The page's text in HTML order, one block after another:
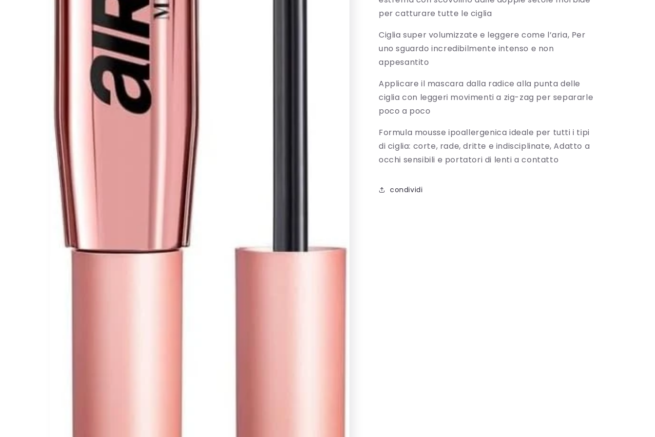
per catturare tutte le ciglia
Ciglia super volumizzate e leggere come l’aria, Per
uno sguardo incredibilmente intenso e non
appesantito
Applicare il mascara dalla radice alla punta delle
ciglia con leggeri movimenti a zig-zag per separarle
poco a poco
Formula mousse ipoallergenica ideale per tutti i tipi
di ciglia: corte, rade, dritte e indisciplinate, Adatto a
occhi sensibili e portatori di lenti a contatto
condividi